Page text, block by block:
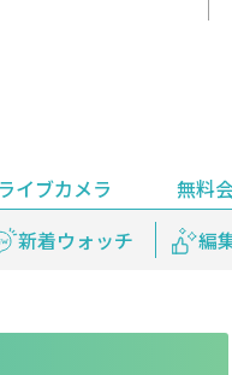
新着ウォッチ 編
上越妙高百景
ライブカメラ 無料
信 プレミア